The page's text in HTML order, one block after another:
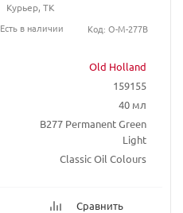
Old Holland
159155
40 мл
B277 Permanent Green
Light
Classic Oil Colours
Сравнить
Курьер, ТК
Есть в наличии
Код: O-M-277B